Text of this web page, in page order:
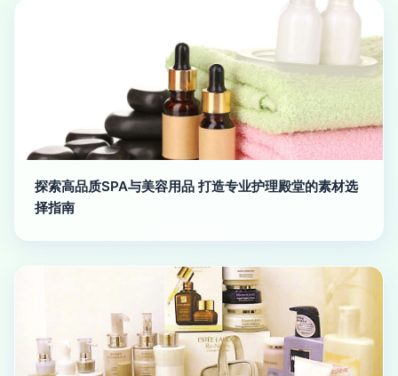
探索高品质SPA与美容用品 打造专业护理殿堂的素材选
择指南